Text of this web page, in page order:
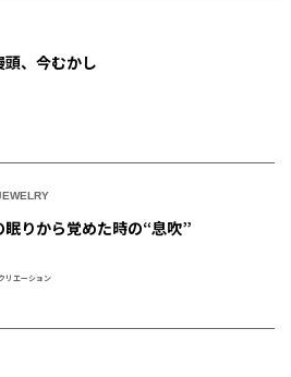
頭、今むかし
眠りから覚めた時の“息吹”
リエーション